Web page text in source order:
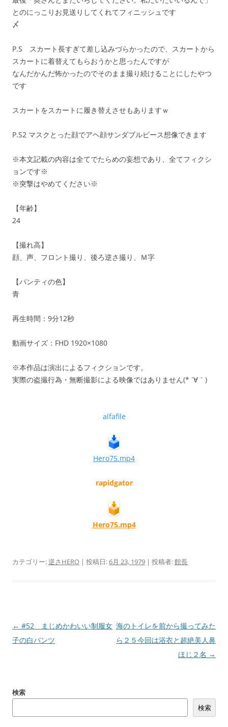
とのにっこりお見送りしてくれてフィニッシュです
〆
P.S スカート長すぎて差し込みづらかったので、スカートから
スカートに着替えてもらおうかと思ったんですが
なんだかんだ怖かったのでそのまま撮り続けることにしたやつ
です
スカートをスカートに履き替えさせもありますｗ
P.S2 マスクとった顔でアヘ顔サンダブルピース想像できます
※本文記載の内容は全てでたらめの妄想であり、全てフィクシ
ョンです※
※突撃はやめてください※
【年齢】
24
【撮れ高】
顔、声、フロント撮り、後ろ逆さ撮り、Ｍ字
【パンティの色】
青
再生時間：9分12秒
動画サイズ：FHD 1920×1080
※本作品は演出によるフィクションです。
実際の盗撮行為・無断撮影による映像ではありません(* ´∀｀)
alfafile
Hero75.mp4
rapidgator
Hero75.mp4
カテゴリー:逆さHERO | 投稿日:6月 23, 1979 | 投稿者:館長
投
稿
ー
← #52 まじめかわいい制服女
子の白パンツ
海のトイレを前から撮ってみた
ら２５今回は浴衣と超絶美人鼻
ほじ２名 →
検索
検索